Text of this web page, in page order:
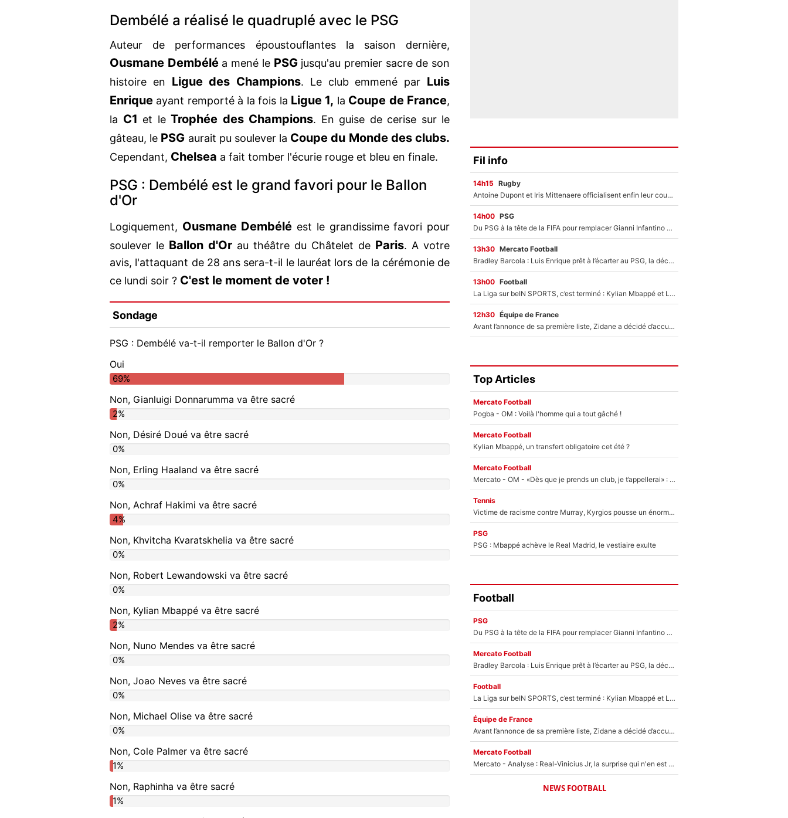
Dembélé a réalisé le quadruplé avec le PSG
Auteur de performances époustouflantes la saison dernière,
Ousmane Dembéléa mené le PSGjusqu'au premier sacre de son
histoire en Ligue des Champions. Le club emmené par Luis
Enrique ayant remporté à la fois la Ligue 1, la Coupe de France,
la C1 et le Trophée des Champions. En guise de cerise sur le
gâteau, le PSG aurait pu soulever la Coupe du Monde des clubs.
Cependant, Chelsea a fait tomber l'écurie rouge et bleu en finale.
PSG : Dembélé est le grand favori pour le Ballon
d'Or
Logiquement, Ousmane Dembélé est le grandissime favori pour
soulever le Ballon d'Or au théâtre du Châtelet de Paris. A votre
avis, l'attaquant de 28 ans sera-t-il le lauréat lors de la cérémonie de
ce lundi soir ? C'est le moment de voter !
Sondage
PSG : Dembélé va-t-il remporter le Ballon d'Or ?
Oui
69%
Non, Gianluigi Donnarumma va être sacré
2%
Non, Désiré Doué va être sacré
0%
Non, Erling Haaland va être sacré
0%
Non, Achraf Hakimi va être sacré
4%
Non, Khvitcha Kvaratskhelia va être sacré
0%
Non, Robert Lewandowski va être sacré
0%
Non, Kylian Mbappé va être sacré
2%
Non, Nuno Mendes va être sacré
0%
Non, Joao Neves va être sacré
0%
Non, Michael Olise va être sacré
0%
Non, Cole Palmer va être sacré
1%
Non, Raphinha va être sacré
1%
Fil info
14h15 Rugby
Antoine Dupont et Iris Mittenaere officialisent enfin leur couple : La photo qui enflamme les réseaux sociaux
14h00 PSG
Du PSG à la tête de la FIFA pour remplacer Gianni Infantino ? «Il serait un mauvais président», le patron de la Liga s'attaque à Nasser Al-Khelaïfi !
13h30 Mercato Football
Bradley Barcola : Luis Enrique prêt à l’écarter au PSG, la décision qui va accélérer son transfert à Liverpool ?
13h00 Football
La Liga sur beIN SPORTS, c’est terminé : Kylian Mbappé et Lamine Yamal changent de chaîne, «le moment était venu d'ouvrir un nouveau chapitre»
12h30 Équipe de France
Avant l’annonce de sa première liste, Zidane a décidé d’accueillir une nouvelle tête en équipe de France
Top Articles
Mercato Football
Pogba - OM : Voilà l'homme qui a tout gâché !
Mercato Football
Kylian Mbappé, un transfert obligatoire cet été ?
Mercato Football
Mercato - OM - «Dès que je prends un club, je t’appellerai» : La promesse de Marcelino au moment de claquer la porte
Tennis
Victime de racisme contre Murray, Kyrgios pousse un énorme coup de gueule !
PSG
PSG : Mbappé achève le Real Madrid, le vestiaire exulte
Football
PSG
Du PSG à la tête de la FIFA pour remplacer Gianni Infantino ? «Il serait un mauvais président», le patron de la Liga s'attaque à Nasser Al-Khelaïfi !
Mercato Football
Bradley Barcola : Luis Enrique prêt à l’écarter au PSG, la décision qui va accélérer son transfert à Liverpool ?
Football
La Liga sur beIN SPORTS, c’est terminé : Kylian Mbappé et Lamine Yamal changent de chaîne, «le moment était venu d'ouvrir un nouveau chapitre»
Équipe de France
Avant l’annonce de sa première liste, Zidane a décidé d’accueillir une nouvelle tête en équipe de France
Mercato Football
Mercato - Analyse : Real-Vinicius Jr, la surprise qui n'en est pas une...
NEWS FOOTBALL